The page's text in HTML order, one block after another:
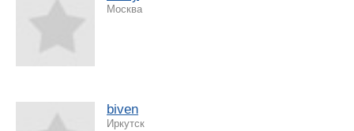
Москва
biven
Иркутск